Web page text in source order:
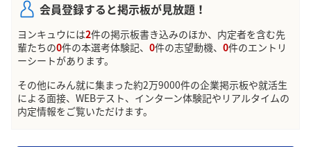
会員登録すると掲示板が見放題！
ヨンキュウには2件の掲示板書き込みのほか、内定者を含む先
輩たちの0件の本選考体験記、 0件の志望動機、 0件のエントリ
ーシートがあります。
その他にみん就に集まった約2万9000件の企業掲示板や就活生
による面接、WEBテスト、インターン体験記やリアルタイムの
内定情報をご覧いただけます。